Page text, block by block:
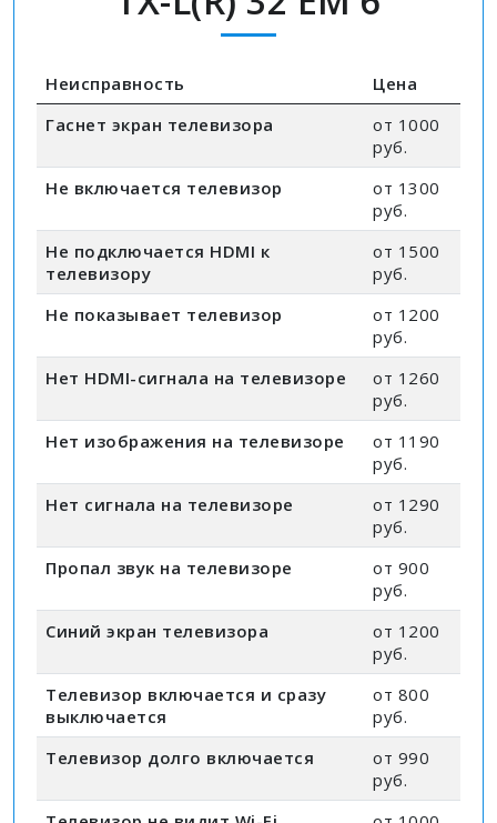
Неисправность
Цена
Гаснет экран телевизора
от 1000
руб.
Не включается телевизор
от 1300
руб.
Не подключается HDMI к
телевизору
от 1500
руб.
Не показывает телевизор
от 1200
руб.
Нет HDMI-сигнала на телевизоре
от 1260
руб.
Нет изображения на телевизоре
от 1190
руб.
Нет сигнала на телевизоре
от 1290
руб.
Пропал звук на телевизоре
от 900
руб.
Синий экран телевизора
от 1200
руб.
Телевизор включается и сразу
выключается
от 800
руб.
Телевизор долго включается
от 990
руб.